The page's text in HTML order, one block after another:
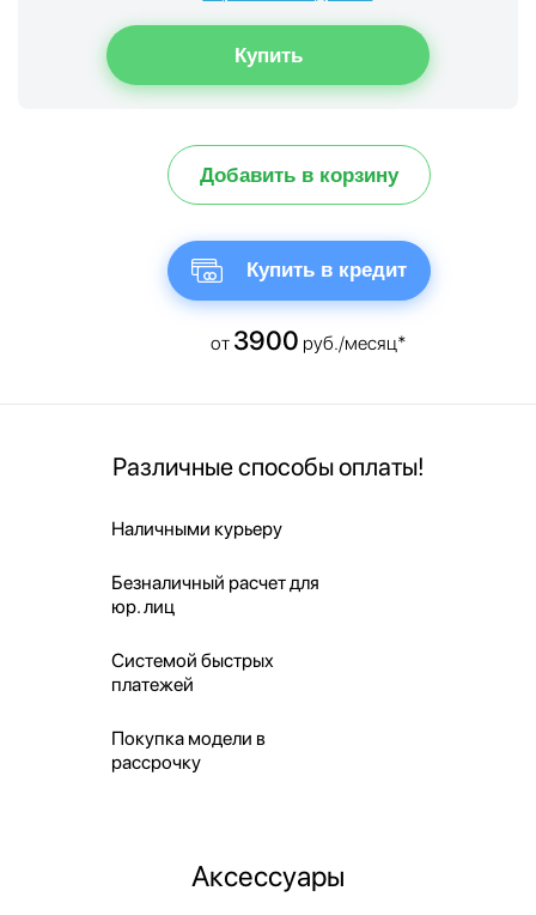
Добавить в корзину
Купить в кредит
от 3900 руб./месяц*
Различные способы оплаты!
Наличными курьеру
Безналичный расчет для
юр. лиц
Системой быстрых
платежей
Покупка модели в
рассрочку
Аксессуары